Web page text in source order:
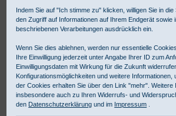
Indem Sie auf "Ich stimme zu" klicken, willigen Sie in
den Zugriff auf Informationen auf Ihrem Endgerät sowie
beschriebenen Verarbeitungen ausdrücklich ein.
Wenn Sie dies ablehnen, werden nur essentielle
Ihre Einwilligung jederzeit unter Angabe Ihrer ID zum
Einwilligungsdaten mit Wirkung für die Zukunft
Konfigurationsmöglichkeiten und weitere Informationen,
der Cookies erhalten Sie über den Link "mehr". Weitere
insbesondere auch zu Ihren Widerrufs- und
den Datenschutzerklärung und im Impressum